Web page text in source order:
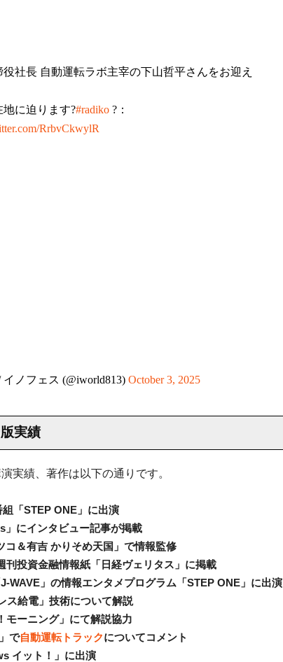
社長 自動運転ラボ主宰の下山哲平さんをお迎え
に迫ります?#radiko?：
RrbvCkwylR
ノフェス (@iworld813) October 3, 2025
実績
実績、著作は以下の通りです。
「STEP ONE」に出演
」にインタビュー記事が掲載
コ＆有吉 かりそめ天国」で情報監修
刊投資金融情報紙「日経ヴェリタス」に掲載
WAVE」の情報エンタメプログラム「STEP ONE」に出演
ス給電」技術について解説
モーニング」にて解説協力
で自動運転トラックについてコメント
イット！」に出演